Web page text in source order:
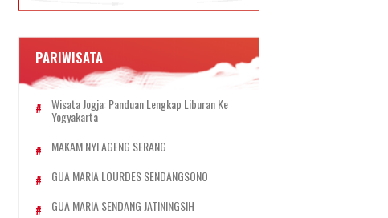
PARIWISATA
Wisata Jogja: Panduan Lengkap Liburan Ke
Yogyakarta
MAKAM NYI AGENG SERANG
GUA MARIA LOURDES SENDANGSONO
GUA MARIA SENDANG JATININGSIH